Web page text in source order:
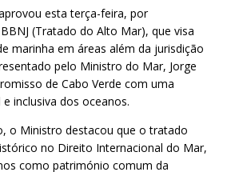
esta terça-feira, por
(Tratado do Alto Mar), que visa
marinha em áreas além da jurisdição
pelo Ministro do Mar, Jorge
de Cabo Verde com uma
inclusiva dos oceanos.
o Ministro destacou que o tratado
no Direito Internacional do Mar,
como património comum da